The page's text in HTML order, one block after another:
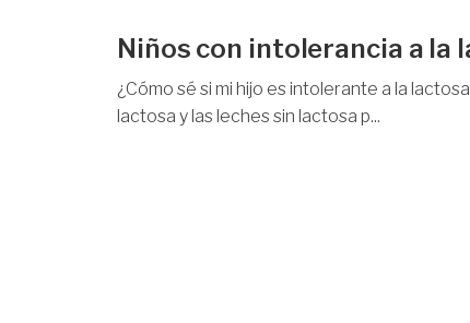
Niños con intolerancia a la
¿Cómo sé si mi hijo es intolerante a la
lactosa y las leches sin lactosa p...